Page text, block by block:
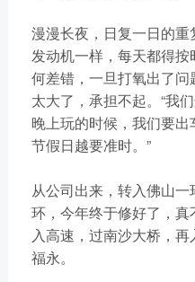
漫漫长夜，日复一日的
发动机一样，每天都得
何差错，一旦打氧出了
太大了，承担不起。“我
晚上玩的时候，我们要
节假日越要准时。”
从公司出来，转入佛山
环，今年终于修好了，
入高速，过南沙大桥，
福永。